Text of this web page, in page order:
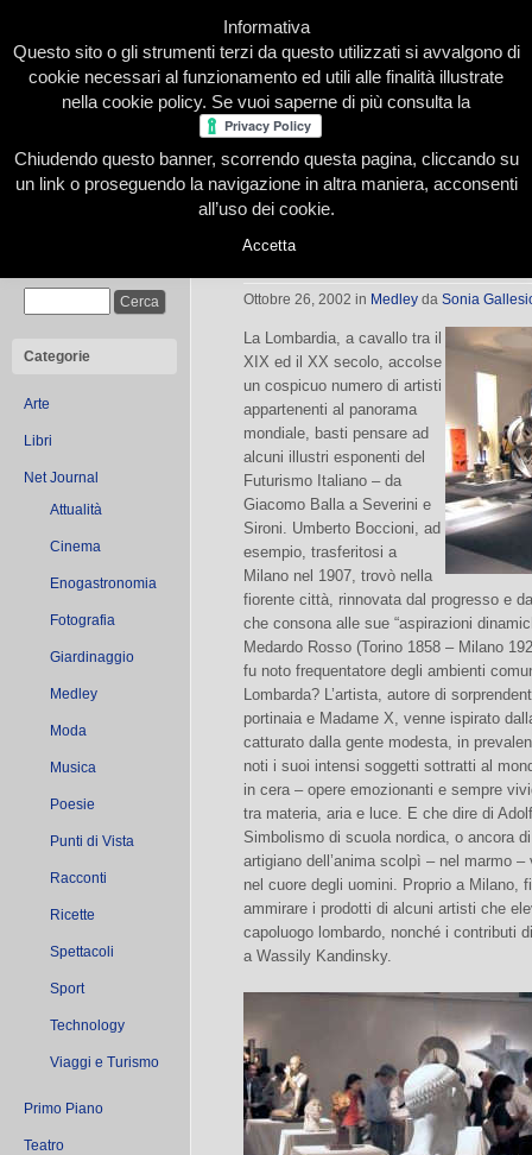
Home Presentazione Redazione Le nostre firme
Categorie
Arte
Libri
Net Journal
Attualità
Cinema
Enogastronomia
Fotografia
Giardinaggio
Medley
Moda
Musica
Poesie
Punti di Vista
Racconti
Ricette
Spettacoli
Sport
Technology
Viaggi e Turismo
Primo Piano
Teatro
Black Light Jucker
Ottobre 26, 2002 in Medley da Sonia
La Lombardia, a cavallo tra il
XIX ed il XX secolo, accolse
un cospicuo numero di artisti
appartenenti al panorama
mondiale, basti pensare ad
alcuni illustri esponenti del
Futurismo Italiano – da
Giacomo Balla a Severini e
Sironi. Umberto Boccioni, ad
esempio, trasferitosi a
Milano nel 1907, trovò nella
fiorente città, rinnovata dal progresso e
che consona alle sue “aspirazioni
Medardo Rosso (Torino 1858 – Milano
fu noto frequentatore degli ambienti
Lombarda? L’artista, autore di
portinaia e Madame X, venne ispirato
catturato dalla gente modesta, in
noti i suoi intensi soggetti sottratti al
in cera – opere emozionanti e sempre
tra materia, aria e luce. E che dire di
Simbolismo di scuola nordica, o ancora
artigiano dell’anima scolpì – nel marmo
nel cuore degli uomini. Proprio a Milano,
ammirare i prodotti di alcuni artisti che
capoluogo lombardo, nonché i contributi
a Wassily Kandinsky.
Informativa
Questo sito o gli strumenti terzi da questo utilizzati si avvalgono di
cookie necessari al funzionamento ed utili alle finalità illustrate
nella cookie policy. Se vuoi saperne di più consulta la
Chiudendo questo banner, scorrendo questa pagina, cliccando su
un link o proseguendo la navigazione in altra maniera, acconsenti
all’uso dei cookie.
Accetta